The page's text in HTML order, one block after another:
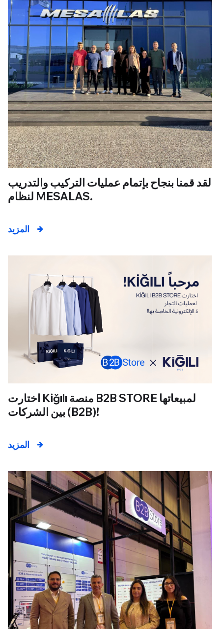
لقد قمنا بنجاح بإتمام عمليات التركيب والتدريب
لنظام MESALAS.
المزيد
اختارت Kiğılı منصة B2B STORE لمبيعاتها
بين الشركات (B2B)!
المزيد